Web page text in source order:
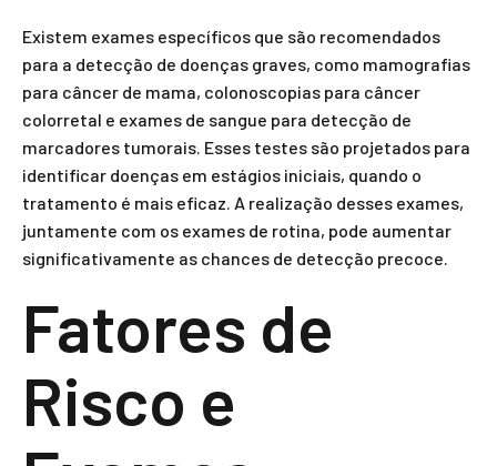
Existem exames específicos que são recomendados
para a detecção de doenças graves, como mamografias
para câncer de mama, colonoscopias para câncer
colorretal e exames de sangue para detecção de
marcadores tumorais. Esses testes são projetados para
identificar doenças em estágios iniciais, quando o
tratamento é mais eficaz. A realização desses exames,
juntamente com os exames de rotina, pode aumentar
significativamente as chances de detecção precoce.
Fatores de
Risco e